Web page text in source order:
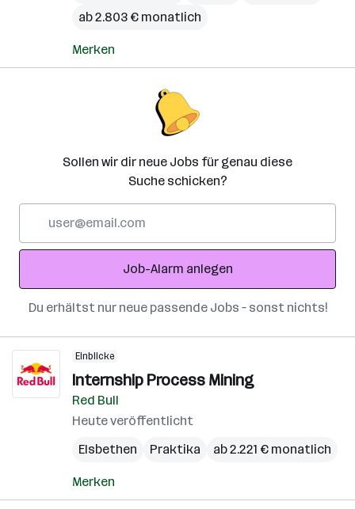
ab 2.803 € monatlich
Merken
Sollen wir dir neue Jobs für genau diese
Suche schicken?
Adresse
Job-Alarm anlegen
Du erhältst nur neue passende Jobs – sonst nichts!
Einblicke
Internship Process Mining
Red Bull
Heute veröffentlicht
Elsbethen
Praktika ab 2.221 € monatlich
Merken